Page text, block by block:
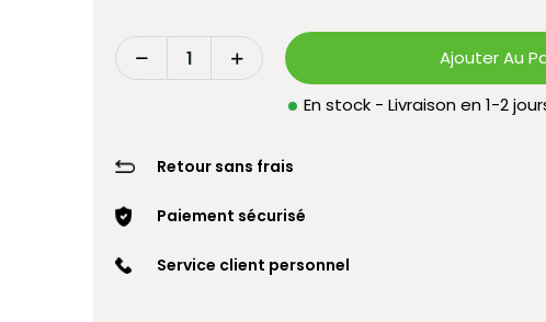
Ajouter Au
En stock - Livraison en 1-2
Retour sans frais
Paiement sécurisé
Service client personnel